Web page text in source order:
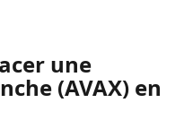
une
(AVAX) en